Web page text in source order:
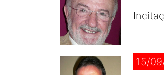
15/